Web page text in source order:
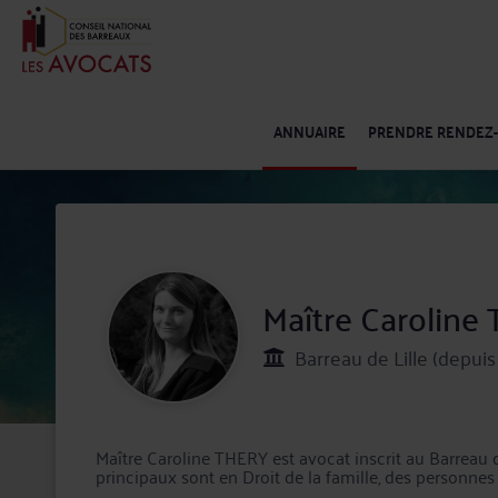
ANNUAIRE PRENDRE
Maître Caroline
Barreau de Lille
Maître Caroline THERY est avocat inscrit au
principaux sont en Droit de la famille, des